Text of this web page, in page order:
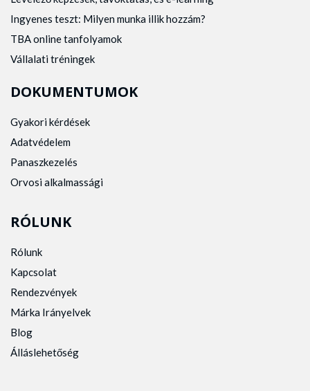
Ingyenes teszt: Milyen munka illik hozzám?
TBA online tanfolyamok
Vállalati tréningek
DOKUMENTUMOK
Gyakori kérdések
Adatvédelem
Panaszkezelés
Orvosi alkalmassági
RÓLUNK
Rólunk
Kapcsolat
Rendezvények
Márka Irányelvek
Blog
Álláslehetőség